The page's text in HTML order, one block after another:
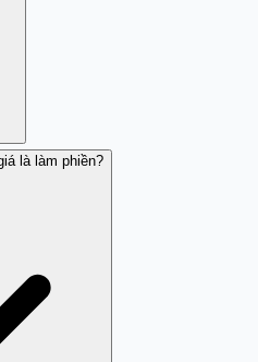
đánh giá là số làm
là làm phiền?